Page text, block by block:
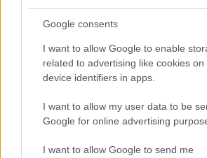
Google consents
I want to allow Google to enable
related to advertising like cookies on
device identifiers in apps.
I want to allow my user data to be
Google for online advertising
I want to allow Google to send me
"Nem beszélek már vele évek
kitagadta Nagy Zsoltot